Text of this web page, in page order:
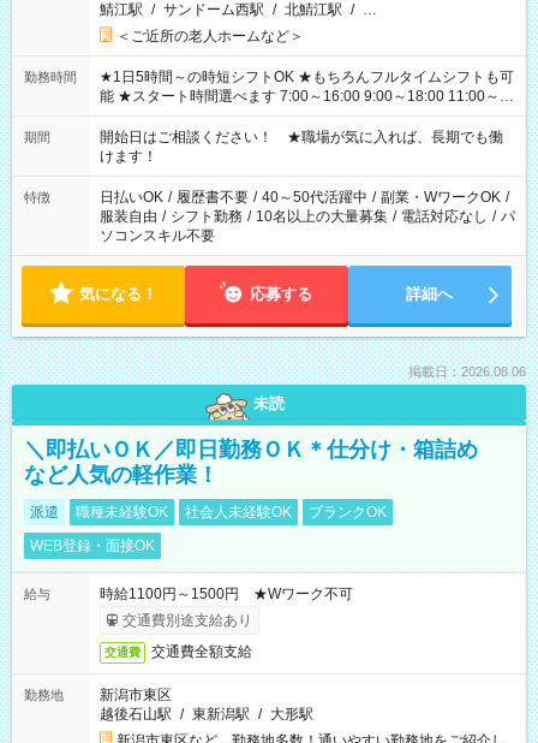
鯖江駅 / サンドーム西駅 / 北鯖江駅 / …
＜ご近所の老人ホームなど＞
勤務時間
★1日5時間～の時短シフトOK ★もちろんフルタイムシフトも可
能 ★スタート時間選べます 7:00～16:00 9:00～18:00 11:00～
20:00 など 残業なし！ ※Wワークの場合、他のお仕事と合わせ
週40時間超の就業はご案内できません ※法令に基づき、週20時
間以上勤務は社会保険への加入対象となります ※労働者派遣法
（日雇い派遣の原則禁止）により、短時間・短期間の就業はご
案内が難しい場合があります
期間
開始日はご相談ください！ ★職場が気に入れば、長期でも働
けます！
特徴 日払いOK / 履歴書不要 / 40～50代活躍中 / 副業・WワークOK /
服装自由 / シフト勤務 / 10名以上の大量募集 / 電話対応なし / パ
ソコンスキル不要
気になる！ 応募する 詳細へ
掲載日：2026.08.06
未読
＼即払いＯＫ／即日勤務ＯＫ＊仕分け・箱詰め
など人気の軽作業！
派遣 職種未経験OK 社会人未経験OK
ブランクOK
WEB登録・面接OK
給与
時給1100円～1500円 ★Wワーク不可
交通費別途支給あり
交通費 交通費全額支給
勤務地
新潟市東区
越後石山駅 / 東新潟駅 / 大形駅